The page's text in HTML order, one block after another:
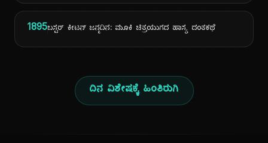
1895ಬಸ್ಟರ್ ಕೀಟನ್ ಜನ್ಮದಿನ: ಮೂಕಿ ಚಿತ್ರಯುಗದ ಹಾಸ್ಯ ದಂತಕಥೆ
ದಿನ ವಿಶೇಷಕ್ಕೆ ಹಿಂತಿರುಗಿ